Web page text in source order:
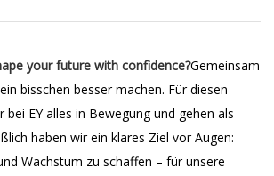
your future with confidence?Gemeinsam
bisschen besser machen. Für diesen
bei EY alles in Bewegung und gehen als
haben wir ein klares Ziel vor Augen:
Wachstum zu schaffen – für unsere